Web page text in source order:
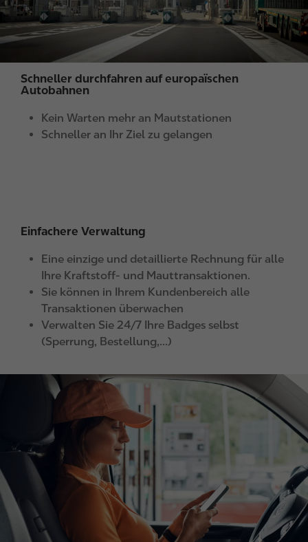
Schneller durchfahren auf europaïschen
Autobahnen
Kein Warten mehr an Mautstationen
Schneller an Ihr Ziel zu gelangen
Einfachere Verwaltung
Eine einzige und detaillierte Rechnung für alle
Ihre Kraftstoff- und Mauttransaktionen.
Sie können in Ihrem Kundenbereich alle
Transaktionen überwachen
Verwalten Sie 24/7 Ihre Badges selbst
(Sperrung, Bestellung,...)